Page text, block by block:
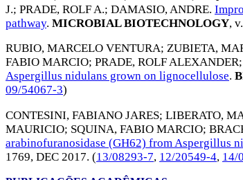
J.; PRADE, ROLF A.; DAMASIO, ANDRE.
pathway. MICROBIAL BIOTECHNOLOGY,
RUBIO, MARCELO VENTURA; ZUBIETA,
FABIO MARCIO; PRADE, ROLF ALEXANDER;
Aspergillus nidulans grown on lignocellulose.
09/54067-3)
CONTESINI, FABIANO JARES; LIBERATO,
MAURICIO; SQUINA, FABIO MARCIO;
arabinofuranosidase (GH62) from Aspergillus
1769, DEC 2017. (13/08293-7, 12/20549-4, 14/